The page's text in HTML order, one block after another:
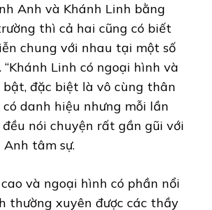
Anh và Khánh Linh bằng
thì cả hai cũng có biết
chung với nhau tại một số
“Khánh Linh có ngoại hình và
bật, đặc biệt là vô cùng thân
danh hiệu nhưng mỗi lần
nói chuyện rất gần gũi với
Anh tâm sự.
và ngoại hình có phần nổi
thường xuyên được các thầy